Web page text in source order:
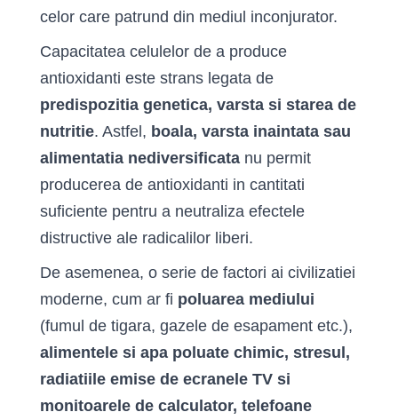
celor care patrund din mediul inconjurator.
Capacitatea celulelor de a produce
antioxidanti este strans legata de
predispozitia genetica, varsta si starea de
nutritie. Astfel, boala, varsta inaintata sau
alimentatia nediversificata nu permit
producerea de antioxidanti in can­titati
suficiente pentru a neutraliza efectele
distructive ale radicalilor liberi.
De asemenea, o serie de factori ai civilizatiei
moderne, cum ar fi poluarea mediului
(fumul de tigara, gazele de esapament etc.),
alimentele si apa poluate chimic, stresul,
radiatiile emise de ecranele TV si
monitoarele de calculator, telefoane